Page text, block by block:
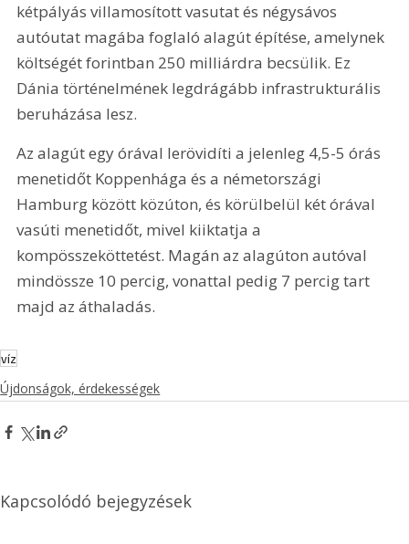
kétpályás villamosított vasutat és négysávos
autóutat magába foglaló alagút építése, amelynek
költségét forintban 250 milliárdra becsülik. Ez
Dánia történelmének legdrágább infrastrukturális
beruházása lesz.
Az alagút egy órával lerövidíti a jelenleg 4,5-5 órás
menetidőt Koppenhága és a németországi
Hamburg között közúton, és körülbelül két órával
vasúti menetidőt, mivel kiiktatja a
kompösszeköttetést. Magán az alagúton autóval
mindössze 10 percig, vonattal pedig 7 percig tart
majd az áthaladás.
víz
Újdonságok, érdekességek
Kapcsolódó bejegyzések